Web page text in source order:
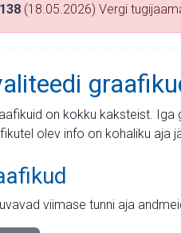
138 (18.05.2026) Vergi
on kokku kaksteist.
olev info on kohaliku aja
viimase tunni aja